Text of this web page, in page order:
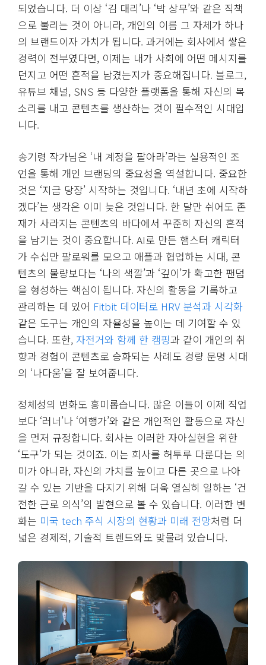
되었습니다. 더 이상 ‘김 대리’나 ‘박 상무’와 같은 직책
으로 불리는 것이 아니라, 개인의 이름 그 자체가 하나
의 브랜드이자 가치가 됩니다. 과거에는 회사에서 쌓은
경력이 전부였다면, 이제는 내가 사회에 어떤 메시지를
던지고 어떤 흔적을 남겼는지가 중요해집니다. 블로그,
유튜브 채널, SNS 등 다양한 플랫폼을 통해 자신의 목
소리를 내고 콘텐츠를 생산하는 것이 필수적인 시대입
니다.
송기령 작가님은 ‘내 계정을 팔아라’라는 실용적인 조
언을 통해 개인 브랜딩의 중요성을 역설합니다. 중요한
것은 ‘지금 당장’ 시작하는 것입니다. ‘내년 초에 시작하
겠다’는 생각은 이미 늦은 것입니다. 한 달만 쉬어도 존
재가 사라지는 콘텐츠의 바다에서 꾸준히 자신의 흔적
을 남기는 것이 중요합니다. AI로 만든 햄스터 캐릭터
가 수십만 팔로워를 모으고 애플과 협업하는 시대, 콘
텐츠의 물량보다는 ‘나의 색깔’과 ‘깊이’가 확고한 팬덤
을 형성하는 핵심이 됩니다. 자신의 활동을 기록하고
관리하는 데 있어 Fitbit 데이터로 HRV 분석과 시각화
같은 도구는 개인의 자율성을 높이는 데 기여할 수 있
습니다. 또한, 자전거와 함께 한 캠핑과 같이 개인의 취
향과 경험이 콘텐츠로 승화되는 사례도 경량 문명 시대
의 ‘나다움’을 잘 보여줍니다.
정체성의 변화도 흥미롭습니다. 많은 이들이 이제 직업
보다 ‘러너’나 ‘여행가’와 같은 개인적인 활동으로 자신
을 먼저 규정합니다. 회사는 이러한 자아실현을 위한
‘도구’가 되는 것이죠. 이는 회사를 허투루 다룬다는 의
미가 아니라, 자신의 가치를 높이고 다른 곳으로 나아
갈 수 있는 기반을 다지기 위해 더욱 열심히 일하는 ‘건
전한 근로 의식’의 발현으로 볼 수 있습니다. 이러한 변
화는 미국 tech 주식 시장의 현황과 미래 전망처럼 더
넓은 경제적, 기술적 트렌드와도 맞물려 있습니다.